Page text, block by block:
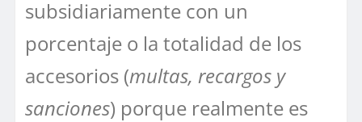
subsidiariamente con un
porcentaje o la totalidad de los
accesorios (multas, recargos y
sanciones) porque realmente es